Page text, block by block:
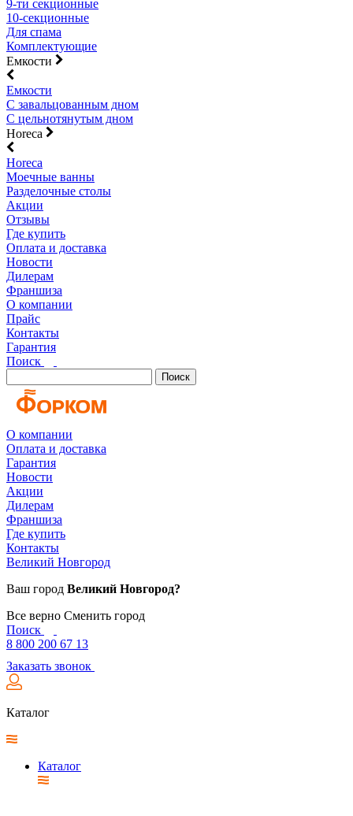
9-ти секционные
10-секционные
Для спама
Комплектующие
Емкости
Емкости
С завальцованным дном
С цельнотянутым дном
Horeca
Horeca
Моечные ванны
Разделочные столы
Акции
Отзывы
Где купить
Оплата и доставка
Новости
Дилерам
Франшиза
О компании
Прайс
Контакты
Гарантия
Поиск
Поиск
О компании
Оплата и доставка
Гарантия
Новости
Акции
Дилерам
Франшиза
Где купить
Контакты
Великий Новгород
Ваш город Великий Новгород?
Все верно Сменить город
Поиск
8 800 200 67 13
Заказать звонок
Каталог
Каталог